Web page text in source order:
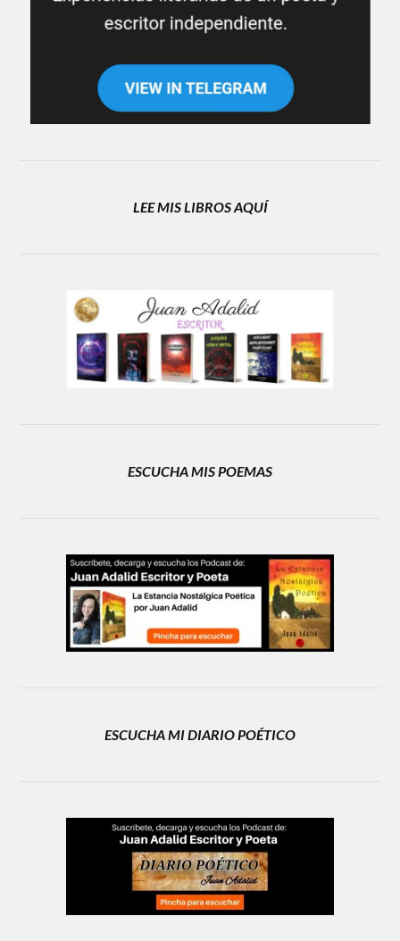
LEE MIS LIBROS AQUÍ
ESCUCHA MIS POEMAS
ESCUCHA MI DIARIO POÉTICO